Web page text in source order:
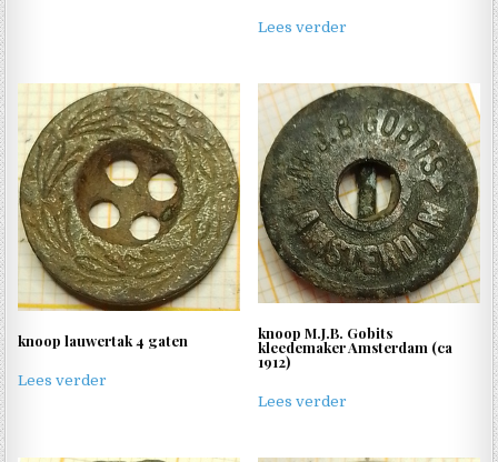
Lees verder
knoop lauwertak 4 gaten
Lees verder
knoop M.J.B. Gobits
kleedemaker Amsterdam (ca
1912)
Lees verder